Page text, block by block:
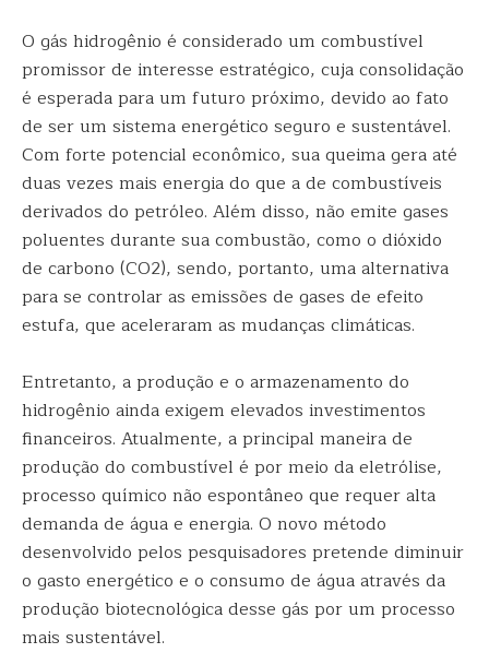
O gás hidrogênio é considerado um combustível
promissor de interesse estratégico, cuja consolidação
é esperada para um futuro próximo, devido ao fato
de ser um sistema energético seguro e sustentável.
Com forte potencial econômico, sua queima gera até
duas vezes mais energia do que a de combustíveis
derivados do petróleo. Além disso, não emite gases
poluentes durante sua combustão, como o dióxido
de carbono (CO2), sendo, portanto, uma alternativa
para se controlar as emissões de gases de efeito
estufa, que aceleraram as mudanças climáticas.
Entretanto, a produção e o armazenamento do
hidrogênio ainda exigem elevados investimentos
financeiros. Atualmente, a principal maneira de
produção do combustível é por meio da eletrólise,
processo químico não espontâneo que requer alta
demanda de água e energia. O novo método
desenvolvido pelos pesquisadores pretende diminuir
o gasto energético e o consumo de água através da
produção biotecnológica desse gás por um processo
mais sustentável.